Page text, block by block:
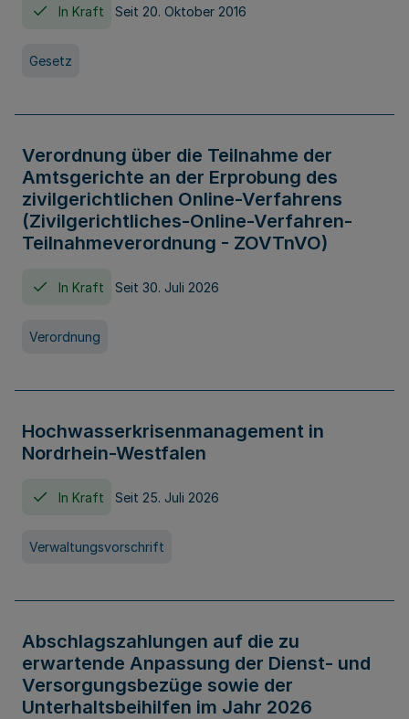
In Kraft Seit 20. Oktober 2016
Gesetz
Verordnung über die Teilnahme der
Amtsgerichte an der Erprobung des
zivilgerichtlichen Online-Verfahrens
(Zivilgerichtliches-Online-Verfahren-
Teilnahmeverordnung - ZOVTnVO)
In Kraft Seit 30. Juli 2026
Verordnung
Hochwasserkrisenmanagement in
Nordrhein-Westfalen
In Kraft Seit 25. Juli 2026
Verwaltungsvorschrift
Abschlagszahlungen auf die zu
erwartende Anpassung der Dienst- und
Versorgungsbezüge sowie der
Unterhaltsbeihilfen im Jahr 2026